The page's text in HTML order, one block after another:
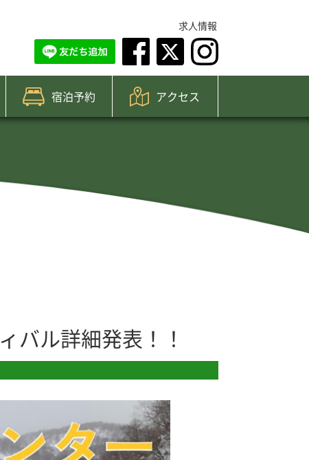
求人情報
宿泊予約 アクセス
バル詳細発表！！